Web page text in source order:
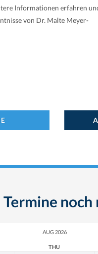
Informationen erfahren
von Dr. Malte Meyer-
AUG 2026
THU